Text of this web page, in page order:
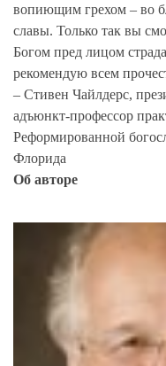
вопиющим грехом – во
славы. Только так вы
Богом пред лицом
рекомендую всем
– Стивен Чайлдерс,
адъюнкт-профессор
Реформированной
Флорида
Об авторе